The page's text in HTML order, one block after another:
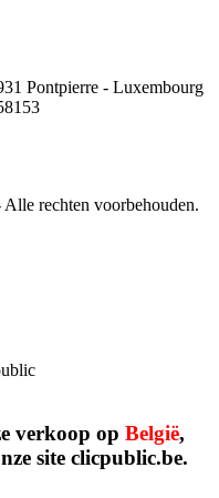
Pontpierre - Luxembourg
rechten voorbehouden.
verkoop op België,
site clicpublic.be.